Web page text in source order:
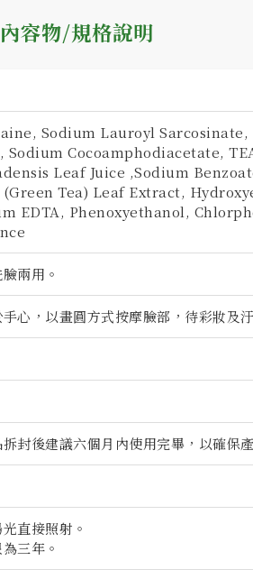
容物/規格說明
Sodium Lauroyl Sarcosinate,
Cocoamphodiacetate,
Leaf Juice ,Sodium
Tea) Leaf Extract,
EDTA, Phenoxyethanol,
兩用。
心，以畫圓方式按摩臉部，待彩妝及
封後建議六個月內使用完畢，以確保
直接照射。
三年。